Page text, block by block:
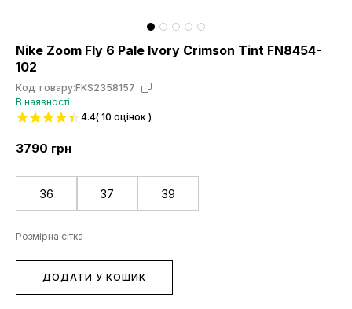
Nike Zoom Fly 6 Pale Ivory Crimson Tint FN8454-
102
Код товару:FKS2358157
В наявності
4.4( 10 оцінок )
3790 грн
36 37 39
Розмірна сітка
ДОДАТИ У КОШИК